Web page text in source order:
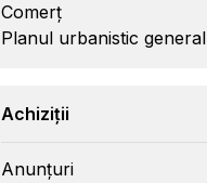
Comerț
Planul urbanistic general
Achiziții
Anunțuri